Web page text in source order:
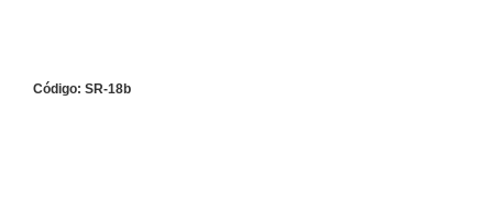
Código: SR-18b